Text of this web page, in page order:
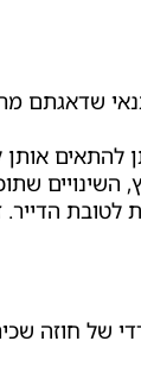
שדאגתם
להתאים אותן
לטובת
של חוזה